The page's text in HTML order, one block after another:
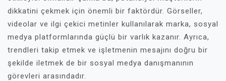
dikkatini çekmek için önemli bir faktördür. Görseller,
videolar ve ilgi çekici metinler kullanılarak marka, sosyal
medya platformlarında güçlü bir varlık kazanır. Ayrıca,
trendleri takip etmek ve işletmenin mesajını doğru bir
şekilde iletmek de bir sosyal medya danışmanının
görevleri arasındadır.